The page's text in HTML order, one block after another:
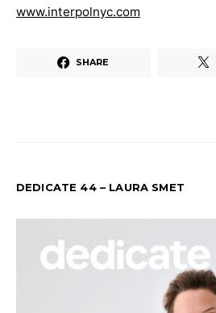
www.interpolnyc.com
SHARE
DEDICATE 44 – LAURA SMET